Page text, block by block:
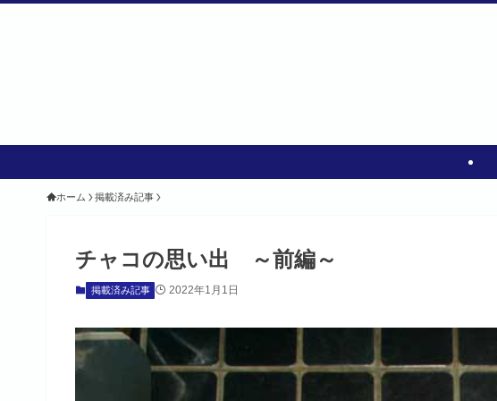
ホーム 掲載済み記事
チャコの思い出 ～前編～
掲載済み記事 2022年1月1日